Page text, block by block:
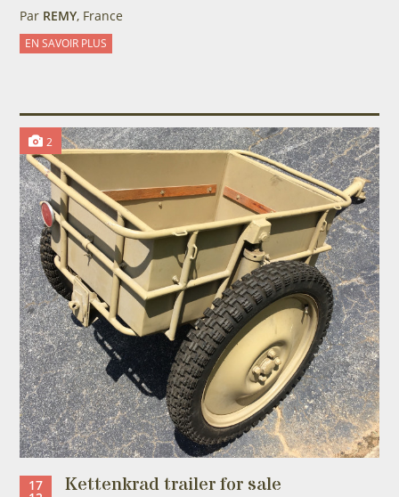
Par REMY, France
EN SAVOIR PLUS
2
17 Kettenkrad trailer for sale